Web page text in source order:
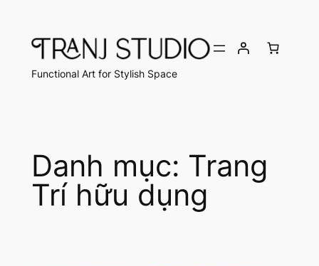
phần
Functional Art for Stylish Space
Danh mục: Trang
Trí hữu dụng